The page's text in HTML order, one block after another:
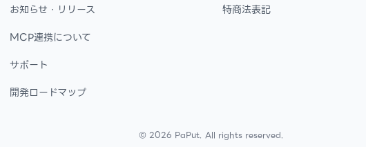
お知らせ・リリース
MCP連携について
サポート
開発ロードマップ
特商法表記
© 2026 PaPut. All rights reserved.